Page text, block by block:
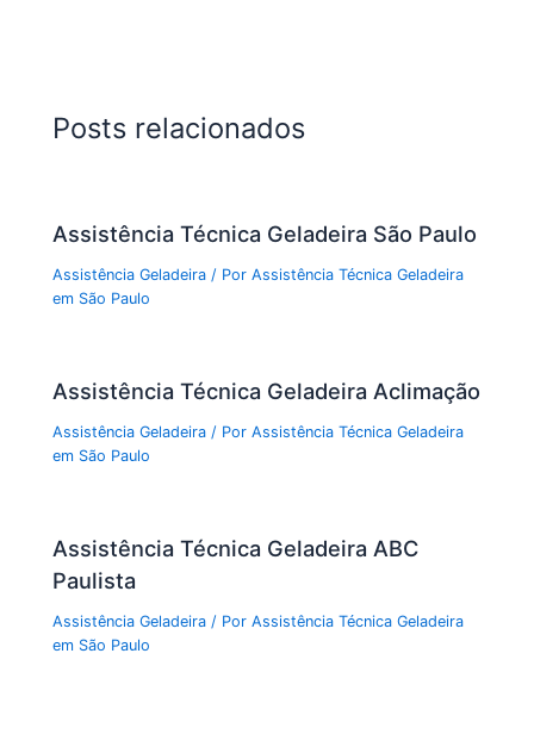
Posts relacionados
Assistência Técnica Geladeira São Paulo
Assistência Geladeira / PorAssistência Técnica Geladeira
em São Paulo
Assistência Técnica Geladeira Aclimação
Assistência Geladeira / PorAssistência Técnica Geladeira
em São Paulo
Assistência Técnica Geladeira ABC
Paulista
Assistência Geladeira / PorAssistência Técnica Geladeira
em São Paulo